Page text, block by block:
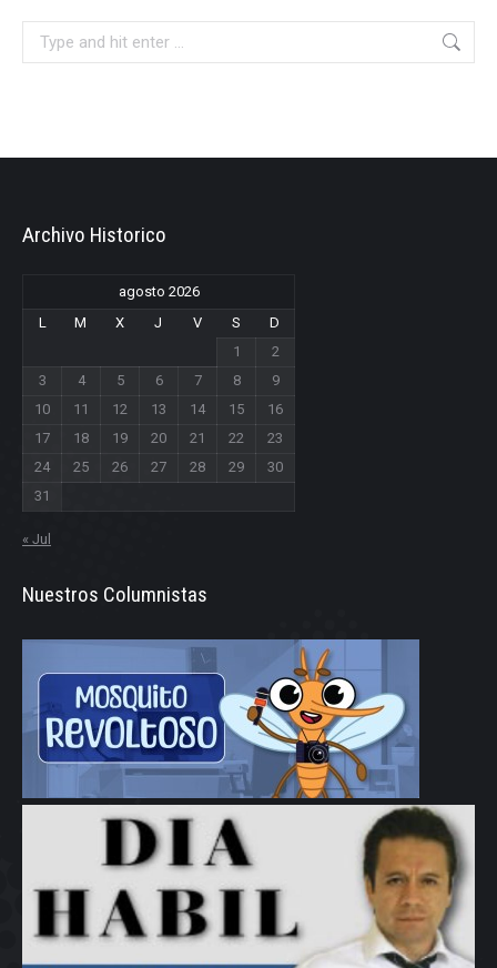
Archivo Historico
agosto 2026
L
M X J V S
D
1
2
3
4 5 6 7 8
9
10
11 12 13 14 15
16
17
18 19 20 21 22
23
24
25 26 27 28 29
30
31
« Jul
Nuestros Columnistas